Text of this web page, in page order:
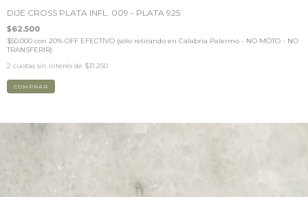
DIJE CROSS PLATA INFL. 009 - PLATA 925
$62.500
$50.000 con 20% OFF EFECTIVO (sólo retirando en Calabria Palermo - NO MOTO - NO
TRANSFERIR)
2
cuotas sin interés de $31.250